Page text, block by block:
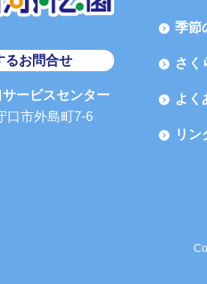
るお問合せ
ービスセンター
口市外島町7-6
季節
さく
よく
リン